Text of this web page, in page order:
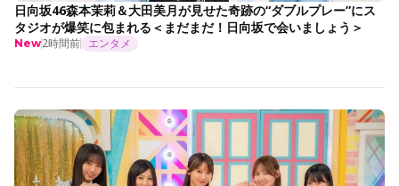
日向坂46森本茉莉＆大田美月が見せた奇跡の“ダブルプレー”にス
タジオが爆笑に包まれる＜まだまだ！日向坂で会いましょう＞
New2時間前 エンタメ